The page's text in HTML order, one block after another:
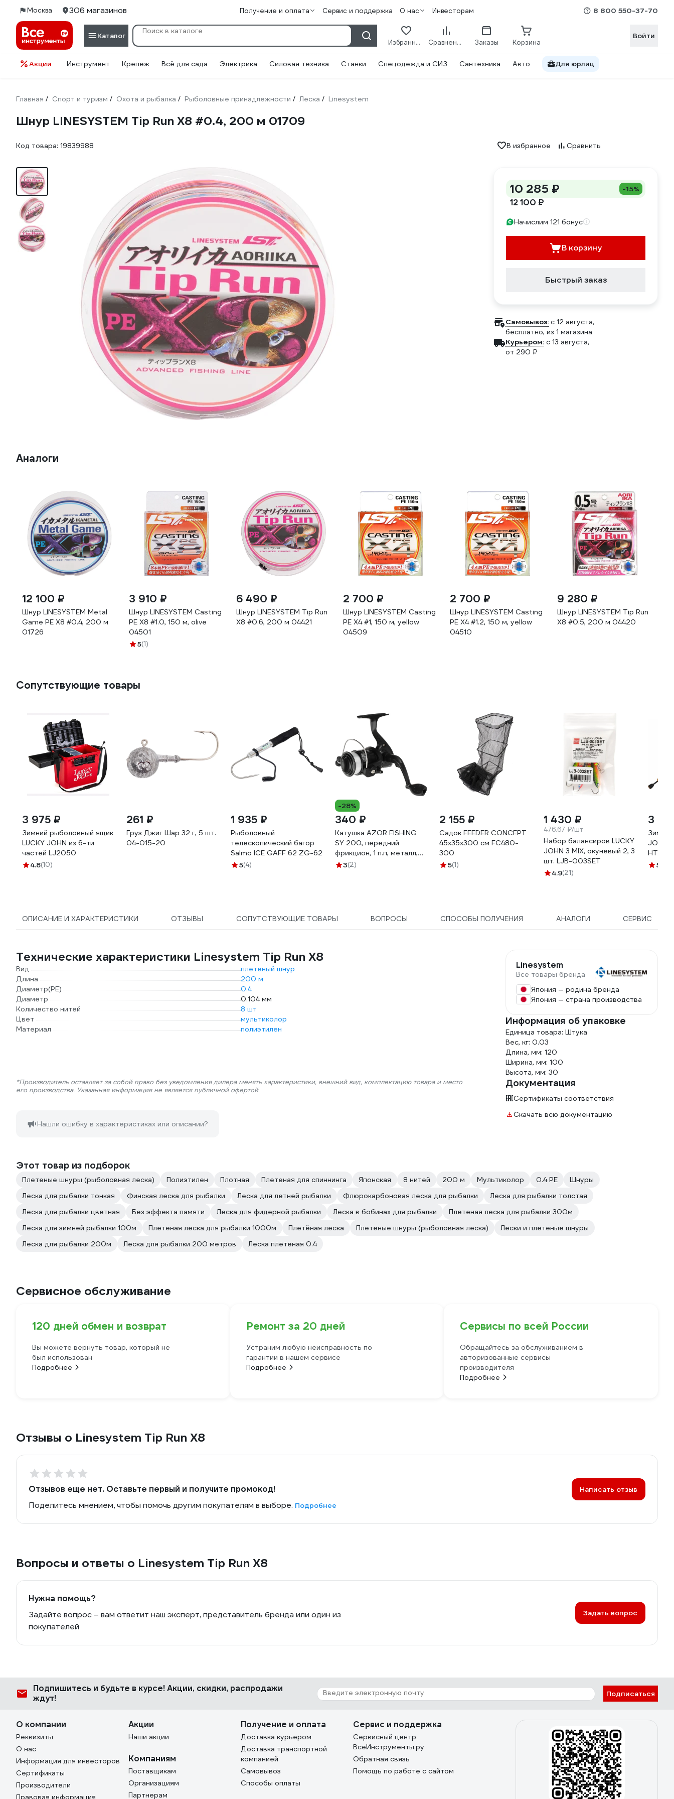
Москва 306 магазинов Получение и оплата Сервис и поддержка О нас Инвесторам 8 800 550-37-70
Каталог
Избранное Сравнение Заказы Корзина
Войти
Акции Инструмент Крепеж Всё для сада Электрика Силовая техника Станки Спецодежда и СИЗ Сантехника Авто Для юрлиц
Главная / Спорт и туризм / Охота и рыбалка / Рыболовные принадлежности / Леска / Linesystem
Шнур LINESYSTEM Tip Run X8 #0.4, 200 м 01709
Код товара: 19839988 В избранное Сравнить
10 285 ₽ -15%
12 100 ₽
Начислим 121 бонус
В корзину
Быстрый заказ
Самовывоз: c 12 августа,
бесплатно, из 1 магазина
Курьером: c 13 августа,
от 290 ₽
Аналоги
12 100 ₽
Шнур LINESYSTEM Metal
Game PE X8 #0.4, 200 м
01726
3 910 ₽
Шнур LINESYSTEM Casting
PE X8 #1.0, 150 м, olive
04501
5(1)
6 490 ₽
Шнур LINESYSTEM Tip Run
X8 #0.6, 200 м 04421
2 700 ₽
Шнур LINESYSTEM Casting
PE X4 #1, 150 м, yellow
04509
2 700 ₽
Шнур LINESYSTEM Casting
PE X4 #1.2, 150 м, yellow
04510
9 280 ₽
Шнур LINESYSTEM Tip Run
X8 #0.5, 200 м 04420
Сопутствующие товары
3 975 ₽
Зимний рыболовный ящик
LUCKY JOHN из 6-ти
частей LJ2050
4.8(10)
261 ₽
Груз Джиг Шар 32 г, 5 шт.
04-015-20
1 935 ₽
Рыболовный
телескопический багор
Salmo ICE GAFF 62 ZG-62
5(4)
-28%
340 ₽
Катушка AZOR FISHING
SY 200, передний
фрикцион, 1 п.п, металл,
пластик, с леской 0.25 мм
3(2)
2 155 ₽
Садок FEEDER CONCEPT
45x35x300 см FC480-
300
5(1)
1 430 ₽
476.67 ₽/шт
Набор балансиров LUCKY
JOHN 3 MIX, окуневый 2, 3
шт. LJB-003SET
4.9(21)
3
JOHN
HT
5
ОПИСАНИЕ И ХАРАКТЕРИСТИКИ ОТЗЫВЫ СОПУТСТВУЮЩИЕ ТОВАРЫ ВОПРОСЫ СПОСОБЫ ПОЛУЧЕНИЯ АНАЛОГИ СЕРВИС
Технические характеристики Linesystem Tip Run X8
Вид
плетеный шнур
Длина
200 м
Диаметр(PE)
0.4
Диаметр
0.104 мм
Количество нитей
8 шт
Цвет
мультиколор
Материал
полиэтилен
*Производитель оставляет за собой право без уведомления дилера менять характеристики, внешний вид, комплектацию товара и место
его производства. Указанная информация не является публичной офертой
Нашли ошибку в характеристиках или описании?
Linesystem
Все товары бренда
Япония — родина бренда
Япония — страна производства
Информация об упаковке
Единица товара: Штука
Вес, кг: 0.03
Длина, мм: 120
Ширина, мм: 100
Высота, мм: 30
Документация
Сертификаты соответствия
Скачать всю документацию
Этот товар из подборок
Плетеные шнуры (рыболовная леска) Полиэтилен Плотная Плетеная для спиннинга Японская 8 нитей 200 м Мультиколор 0.4 PE
Шнуры
Леска для рыбалки тонкая
Финская леска для рыбалки Леска для летней рыбалки Флюрокарбоновая леска для рыбалки
Леска для рыбалки толстая
Леска для рыбалки цветная
Без эффекта памяти Леска для фидерной рыбалки Леска в бобинах для рыбалки
Плетeная леска для рыбалки 300м
Леска для зимней рыбалки 100м
Плетeная леска для рыбалки 1000м Плетёная леска Плетеные шнуры (рыболовная леска)
Лески и плетеные шнуры
Леска для рыбалки 200м
Леска для рыбалки 200 метров Леска плетеная 0.4
Сервисное обслуживание
120 дней обмен и возврат
Вы можете вернуть товар, который не
был использован
Подробнее
Ремонт за 20 дней
Устраним любую неисправность по
гарантии в нашем сервисе
Подробнее
Сервисы по всей России
Обращайтесь за обслуживанием в
авторизованные сервисы
производителя
Подробнее
Отзывы о Linesystem Tip Run X8
Отзывов еще нет. Оставьте первый и получите промокод!
Поделитесь мнением, чтобы помочь другим покупателям в выборе. Подробнее
Написать отзыв
Вопросы и ответы о Linesystem Tip Run X8
Нужна помощь?
Задайте вопрос – вам ответит наш эксперт, представитель бренда или один из
покупателей
Задать вопрос
Подпишитесь и будьте в курсе! Акции, скидки, распродажи
ждут!
Подписаться
О компании
Реквизиты
О нас
Информация для инвесторов
Сертификаты
Производители
Правовая информация
Акции
Наши акции
Компаниям
Поставщикам
Организациям
Партнерам
Получение и оплата
Доставка курьером
Доставка транспортной
компанией
Самовывоз
Способы оплаты
Сервис и поддержка
Сервисный центр
ВсеИнструменты.ру
Обратная связь
Помощь по работе с сайтом